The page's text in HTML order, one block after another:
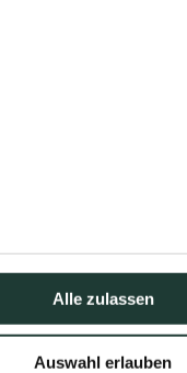
Alle zulassen
Auswahl erlauben